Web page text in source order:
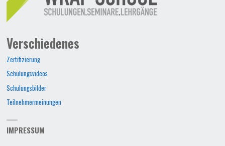
Verschiedenes
Zertifizierung
Schulungsvideos
Schulungsbilder
Teilnehmermeinungen
IMPRESSUM